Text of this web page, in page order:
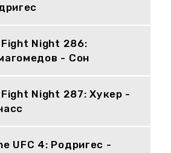
Fight Night 286:
- Сон
Fight Night 287: Хукер -
UFC 4: Родригес -